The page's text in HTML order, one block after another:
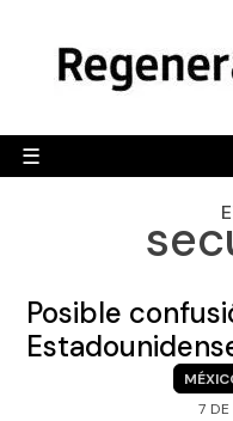
content
☰
Posible
7